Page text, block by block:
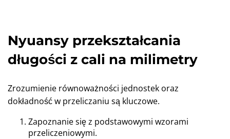
Nyuansy przekształcania
długości z cali na milimetry
Zrozumienie równoważności jednostek oraz
dokładność w przeliczaniu są kluczowe.
Zapoznanie się z podstawowymi wzorami
przeliczeniowymi.